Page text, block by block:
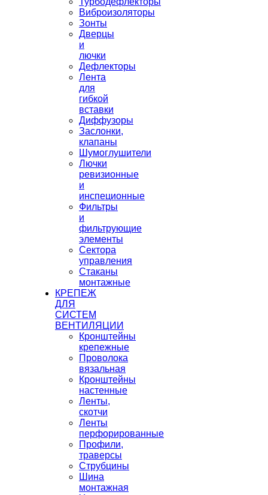
Виброизоляторы
Зонты
Дверцы
и
лючки
Дефлекторы
Лента
для
гибкой
вставки
Диффузоры
Заслонки,
клапаны
Шумоглушители
Лючки
ревизионные
и
инспеционные
Фильтры
и
фильтрующие
элементы
Сектора
управления
Стаканы
монтажные
КРЕПЕЖ
ДЛЯ
СИСТЕМ
ВЕНТИЛЯЦИИ
Кронштейны
крепежные
Проволока
вязальная
Кронштейны
настенные
Ленты,
скотчи
Ленты
перфорированные
Профили,
траверсы
Струбцины
Шина
монтажная